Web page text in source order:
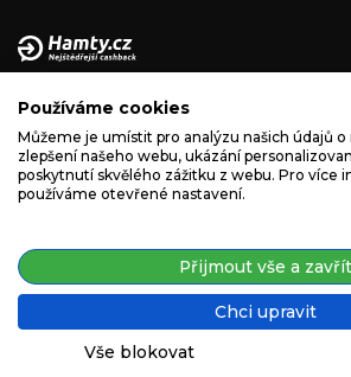
sídlem Na vápence 2885/2a, 130 00 Praha
zapsaná v obchodním rejstříku vedeném
Praze, spisová značka C 260335.
podpora@hamty.cz
Copyright © 2019 - 2026. Všechna
Používáme cookies
Můžeme je umístit pro analýzu našich údajů o
zlepšení našeho webu, ukázání
poskytnutí skvělého zážitku z webu. Pro více
používáme otevřené nastavení.
Přijmout vše a zavřít
Chci upravit
Vše blokovat